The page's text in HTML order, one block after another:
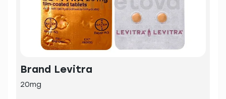
Brand Levitra
20mg